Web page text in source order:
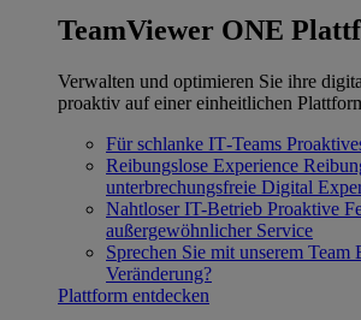
TeamViewer ONE
Verwalten und optimieren Sie ihre
proaktiv auf einer einheitlichen
Für schlanke IT‐Teams
Reibungslose Experience
unterbrechungsfreie Digital
Nahtloser IT-Betrieb Proaktive
außergewöhnlicher Service
Sprechen Sie mit unserem Team
Veränderung?
Plattform entdecken